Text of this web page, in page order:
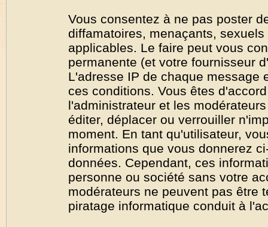
Vous consentez à ne pas poster
diffamatoires, menaçants,
applicables. Le faire peut vous
permanente (et votre fournisseur
L'adresse IP de chaque message
ces conditions. Vous êtes
l'administrateur et les
éditer, déplacer ou verrouiller
moment. En tant qu'utilisateur,
informations que vous donnerez
données. Cependant, ces
personne ou société sans votre
modérateurs ne peuvent pas être
piratage informatique conduit à